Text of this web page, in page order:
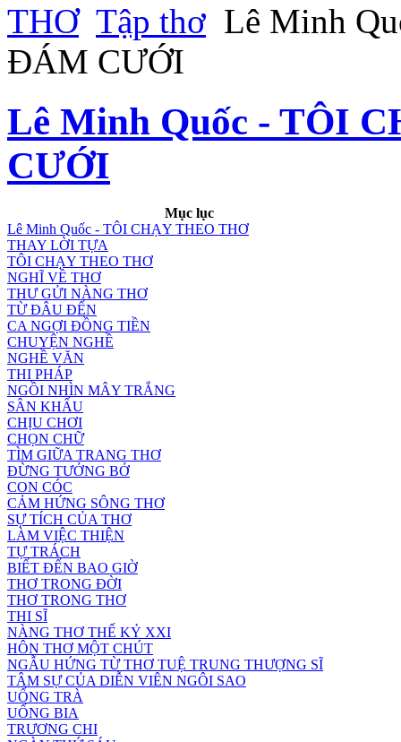
THƠ Tập thơ Lê Minh
ĐÁM CƯỚI
Lê Minh Quốc - TÔI
CƯỚI
Mục lục
Lê Minh Quốc - TÔI CHẠY THEO THƠ
THAY LỜI TỰA
TÔI CHẠY THEO THƠ
NGHĨ VỀ THƠ
THƯ GỬI NÀNG THƠ
TỪ ĐÂU ĐẾN
CA NGỢI ĐỒNG TIỀN
CHUYỆN NGHỀ
NGHỀ VĂN
THI PHÁP
NGỒI NHÌN MÂY TRẮNG
SÂN KHẤU
CHỊU CHƠI
CHỌN CHỮ
TÌM GIỮA TRANG THƠ
ĐỪNG TƯỞNG BỞ
CON CÓC
CẢM HỨNG SÔNG THƠ
SỰ TÍCH CỦA THƠ
LÀM VIỆC THIỆN
TỰ TRÁCH
BIẾT ĐẾN BAO GIỜ
THƠ TRONG ĐỜI
THƠ TRONG THƠ
THI SĨ
NÀNG THƠ THẾ KỶ XXI
HÔN THƠ MỘT CHÚT
NGẪU HỨNG TỪ THƠ TUỆ TRUNG THƯỢNG SĨ
TÂM SỰ CỦA DIỄN VIÊN NGÔI SAO
UỐNG TRÀ
UỐNG BIA
TRƯƠNG CHI